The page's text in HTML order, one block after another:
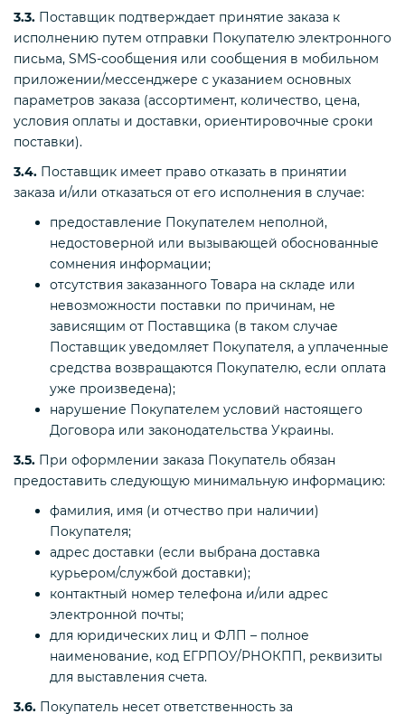
3.3. Поставщик подтверждает принятие заказа к
исполнению путем отправки Покупателю электронного
письма, SMS-сообщения или сообщения в мобильном
приложении/мессенджере с указанием основных
параметров заказа (ассортимент, количество, цена,
условия оплаты и доставки, ориентировочные сроки
поставки).
3.4. Поставщик имеет право отказать в принятии
заказа и/или отказаться от его исполнения в случае:
предоставление Покупателем неполной,
недостоверной или вызывающей обоснованные
сомнения информации;
отсутствия заказанного Товара на складе или
невозможности поставки по причинам, не
зависящим от Поставщика (в таком случае
Поставщик уведомляет Покупателя, а уплаченные
средства возвращаются Покупателю, если оплата
уже произведена);
нарушение Покупателем условий настоящего
Договора или законодательства Украины.
3.5. При оформлении заказа Покупатель обязан
предоставить следующую минимальную информацию:
фамилия, имя (и отчество при наличии)
Покупателя;
адрес доставки (если выбрана доставка
курьером/службой доставки);
контактный номер телефона и/или адрес
электронной почты;
для юридических лиц и ФЛП – полное
наименование, код ЕГРПОУ/РНОКПП, реквизиты
для выставления счета.
3.6. Покупатель несет ответственность за